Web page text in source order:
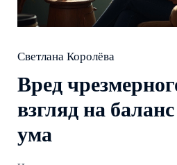
Светлана Королёва
Вред
взгляд на
ума